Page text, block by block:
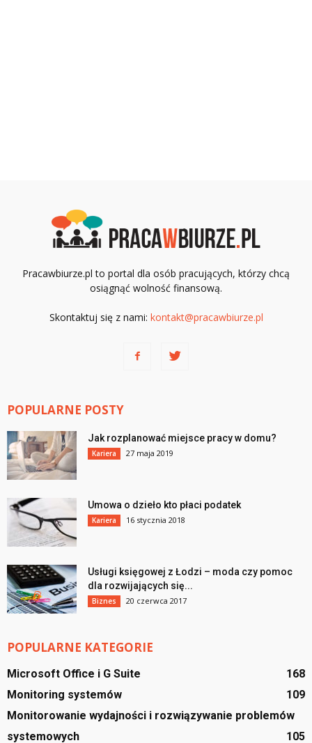
Pracawbiurze.pl to portal dla osób pracujących, którzy chcą
osiągnąć wolność finansową.
Skontaktuj się z nami: kontakt@pracawbiurze.pl
POPULARNE POSTY
Jak rozplanować miejsce pracy w domu?
Kariera 27 maja 2019
Umowa o dzieło kto płaci podatek
Kariera 16 stycznia 2018
Usługi księgowej z Łodzi – moda czy pomoc
dla rozwijających się...
Biznes 20 czerwca 2017
POPULARNE KATEGORIE
Microsoft Office i G Suite
168
Monitoring systemów
109
Monitorowanie wydajności i rozwiązywanie problemów
systemowych
105